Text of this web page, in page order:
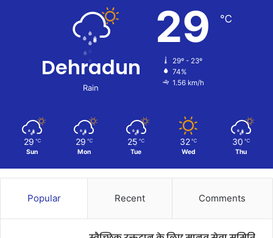
Dehradun
Rain
29 ℃
29º - 23º
74%
1.56 km/h
29 ℃
Sun
29 ℃
Mon
25 ℃
Tue
32 ℃
Wed
30 ℃
Thu
Popular Recent Comments